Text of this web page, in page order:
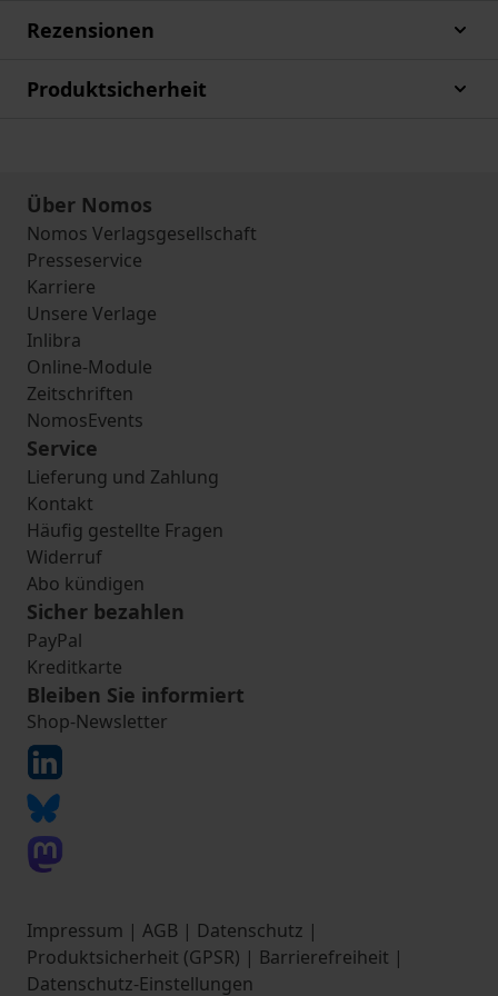
Rezensionen
Produktsicherheit
Über Nomos
Nomos Verlagsgesellschaft
Presseservice
Karriere
Unsere Verlage
Inlibra
Online-Module
Zeitschriften
NomosEvents
Service
Lieferung und Zahlung
Kontakt
Häufig gestellte Fragen
Widerruf
Abo kündigen
Sicher bezahlen
PayPal
Kreditkarte
Bleiben Sie informiert
Shop-Newsletter
Impressum | AGB | Datenschutz |
Produktsicherheit (GPSR) | Barrierefreiheit |
Datenschutz-Einstellungen